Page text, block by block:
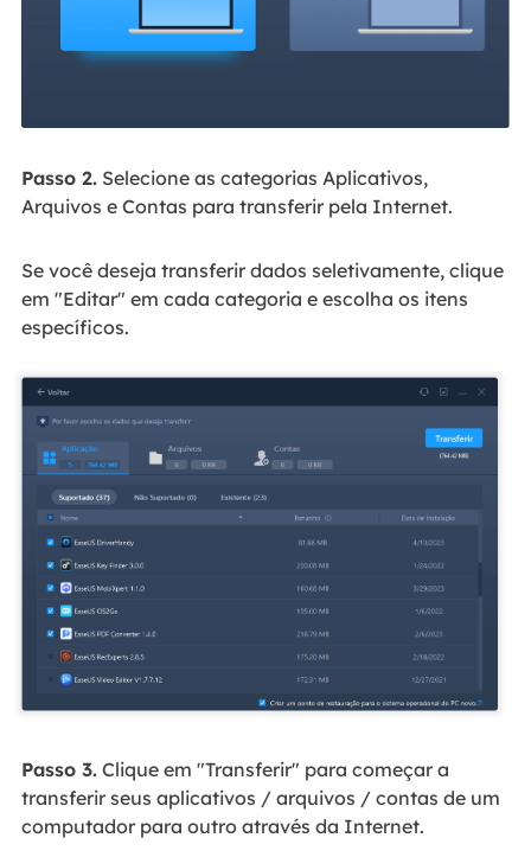
Passo 2.Selecione as categorias Aplicativos,
Arquivos e Contas para transferir pela Internet.
Se você deseja transferir dados seletivamente, clique
em "Editar" em cada categoria e escolha os itens
específicos.
Passo 3.Clique em "Transferir" para começar a
transferir seus aplicativos / arquivos / contas de um
computador para outro através da Internet.